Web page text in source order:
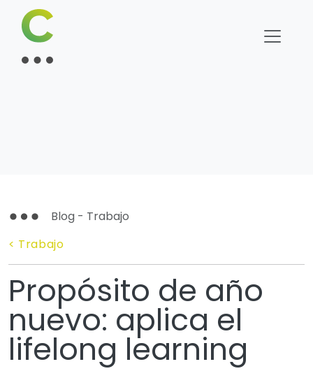
Blog - Trabajo
< Trabajo
Propósito de año
nuevo: aplica el
lifelong learning